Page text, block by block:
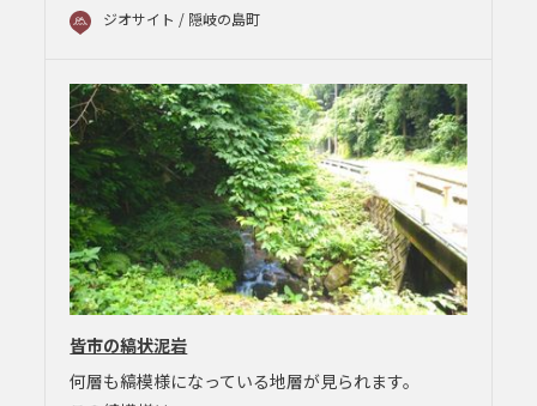
ジオサイト / 隠岐の島町
皆市の縞状泥岩
何層も縞模様になっている地層が見られます。